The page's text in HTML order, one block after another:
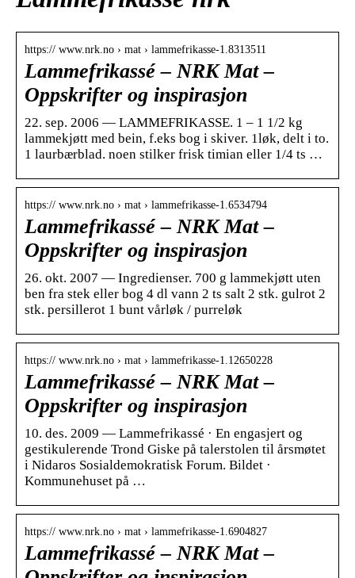
https:// www.nrk.no › mat › lammefrikasse-1.8313511
Lammefrikassé – NRK Mat –
Oppskrifter og inspirasjon
22. sep. 2006 — LAMMEFRIKASSE. 1 – 1 1/2 kg
lammekjøtt med bein, f.eks bog i skiver. 1løk, delt i to.
1 laurbærblad. noen stilker frisk timian eller 1/4 ts …
https:// www.nrk.no › mat › lammefrikasse-1.6534794
Lammefrikassé – NRK Mat –
Oppskrifter og inspirasjon
26. okt. 2007 — Ingredienser. 700 g lammekjøtt uten
ben fra stek eller bog 4 dl vann 2 ts salt 2 stk. gulrot 2
stk. persillerot 1 bunt vårløk / purreløk
https:// www.nrk.no › mat › lammefrikasse-1.12650228
Lammefrikassé – NRK Mat –
Oppskrifter og inspirasjon
10. des. 2009 — Lammefrikassé · En engasjert og
gestikulerende Trond Giske på talerstolen til årsmøtet
i Nidaros Sosialdemokratisk Forum. Bildet ·
Kommunehuset på …
https:// www.nrk.no › mat › lammefrikasse-1.6904827
Lammefrikassé – NRK Mat –